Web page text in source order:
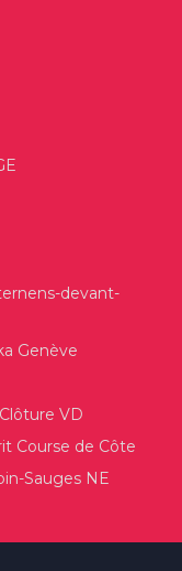
devant-
Genève
VD
Course de Côte
Sauges NE